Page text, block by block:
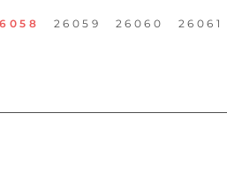
26059 26060 26061